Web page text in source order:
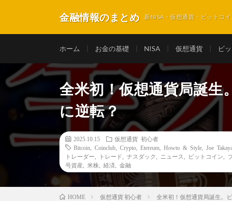
金融情報のまとめ 新NISA・仮想通貨・ビットコ
ホーム お金の基礎 NISA 仮想通貨 ビ
全米初！仮想通貨局誕
に逆転？
2025.10.15
仮想通貨 初心者
Bitcoin
Coinclub Crypto Etereum Howto & Style Joe
トレーダー
トレード ナスダック ニュース ビットコイン
号資産
米株 経済 金融
HOME 仮想通貨 初心者 全米初！仮想通貨局誕生。